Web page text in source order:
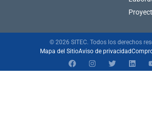
© 2026 SITEC. Todos los derechos
Mapa del SitioAviso de privacidad